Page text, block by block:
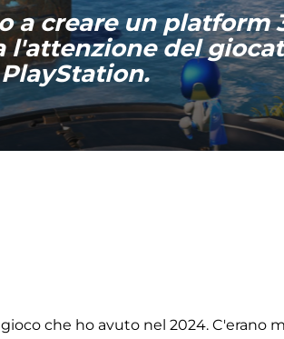
a creare un platform
l'attenzione del
che ho avuto nel 2024. C'erano